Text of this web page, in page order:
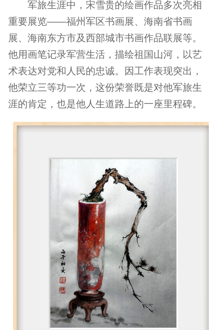
军旅生涯中，宋雪贵的绘画作品多次亮相
重要展览——福州军区书画展、海南省书画
展、海南东方市及西部城市书画作品联展等。
他用画笔记录军营生活，描绘祖国山河，以艺
术表达对党和人民的忠诚。因工作表现突出，
他荣立三等功一次，这份荣誉既是对他军旅生
涯的肯定，也是他人生道路上的一座里程碑。